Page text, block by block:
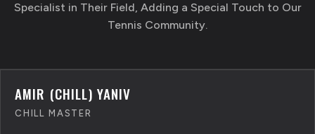
Specialist in Their Field, Adding a Special Touch to Our
Tennis Community.
AMIR (CHILL) YANIV
CHILL MASTER